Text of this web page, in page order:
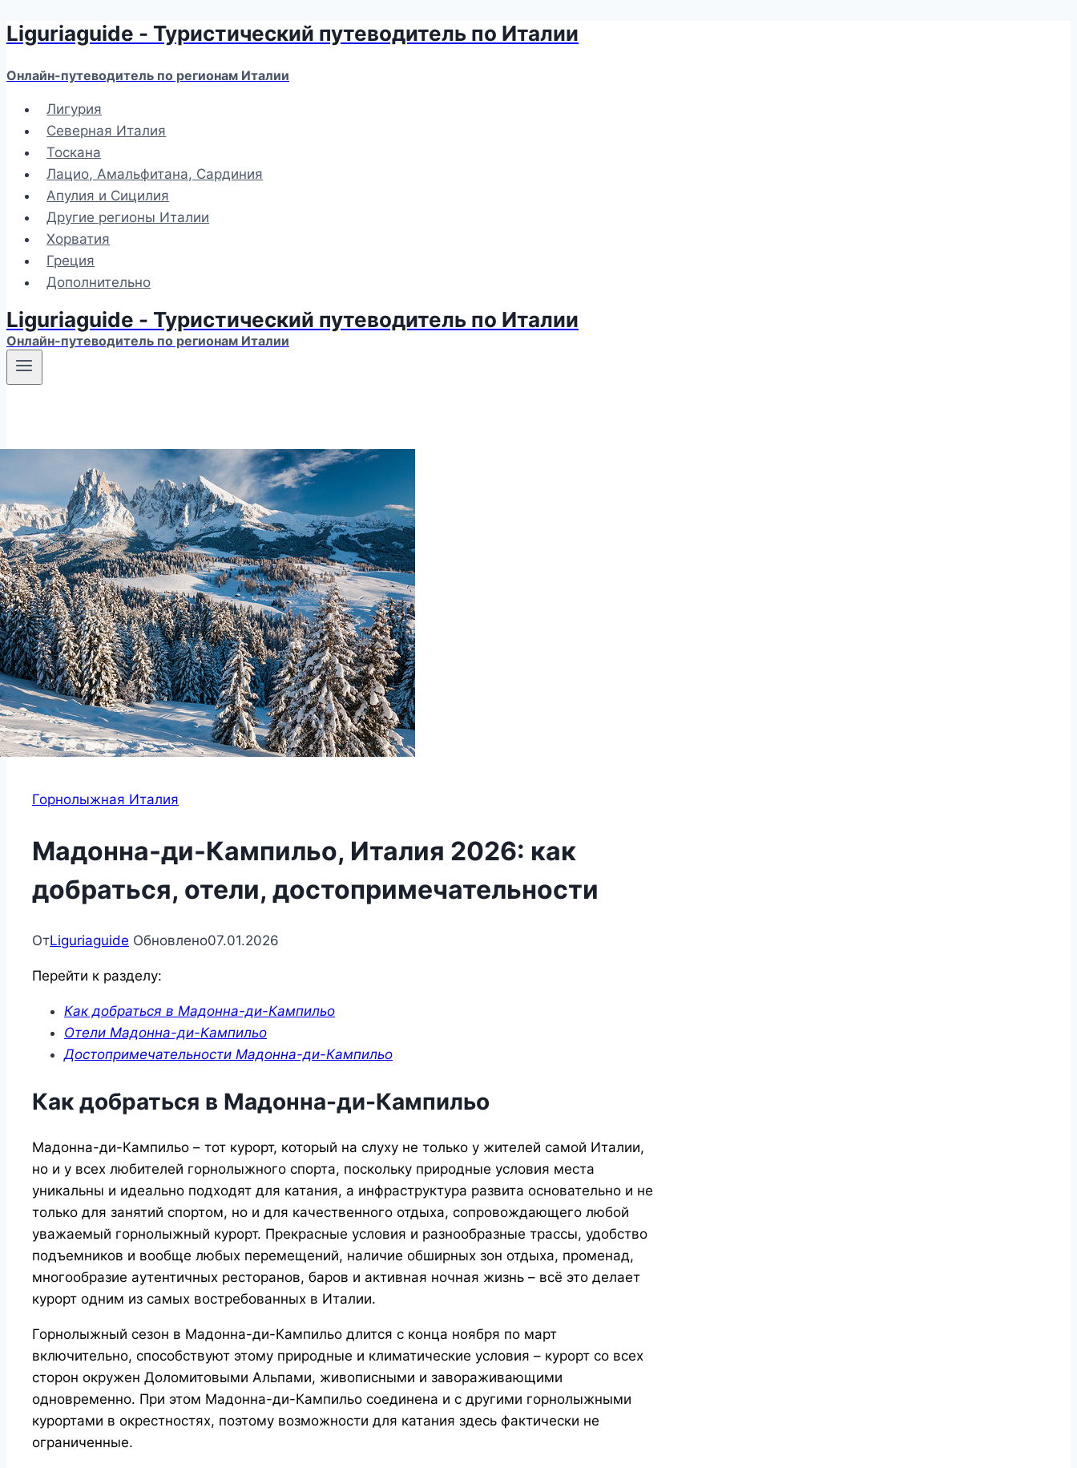
Перейти
содержимому
Liguriaguide - Туристический путеводитель по Италии
Онлайн-путеводитель по регионам Италии
Лигурия
Северная Италия
Тоскана
Лацио, Амальфитана, Сардиния
Апулия и Сицилия
Другие регионы Италии
Хорватия
Греция
Дополнительно
Liguriaguide - Туристический путеводитель по Италии
Онлайн-путеводитель по регионам Италии
Горнолыжная Италия
Мадонна-ди-Кампильо, Италия 2026: как
добраться, отели, достопримечательности
ОтLiguriaguide Обновлено07.01.2026
Перейти к разделу:
Как добраться в Мадонна-ди-Кампильо
Отели Мадонна-ди-Кампильо
Достопримечательности Мадонна-ди-Кампильо
Как добраться в Мадонна-ди-Кампильо
Мадонна-ди-Кампильо – тот курорт, который на слуху не только у жителей самой Италии,
но и у всех любителей горнолыжного спорта, поскольку природные условия места
уникальны и идеально подходят для катания, а инфраструктура развита основательно и не
только для занятий спортом, но и для качественного отдыха, сопровождающего любой
уважаемый горнолыжный курорт. Прекрасные условия и разнообразные трассы, удобство
подъемников и вообще любых перемещений, наличие обширных зон отдыха, променад,
многообразие аутентичных ресторанов, баров и активная ночная жизнь – всё это делает
курорт одним из самых востребованных в Италии.
Горнолыжный сезон в Мадонна-ди-Кампильо длится с конца ноября по март
включительно, способствуют этому природные и климатические условия – курорт со всех
сторон окружен Доломитовыми Альпами, живописными и завораживающими
одновременно. При этом Мадонна-ди-Кампильо соединена и с другими горнолыжными
курортами в окрестностях, поэтому возможности для катания здесь фактически не
ограниченные.